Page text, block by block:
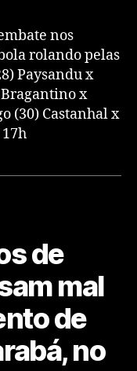
nos
rolando pelas
Paysandu x
Bragantino x
(30) Castanhal x
de
mal
de
no